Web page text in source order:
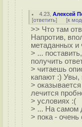
4.23 ,Алексей
[ответить] [к
>> Что там
Напротив,
метаданных и
> ...
получить
> читаешь
капают :) Увы,
>
лечится
> условиях :(
> ... На самом
> пока -